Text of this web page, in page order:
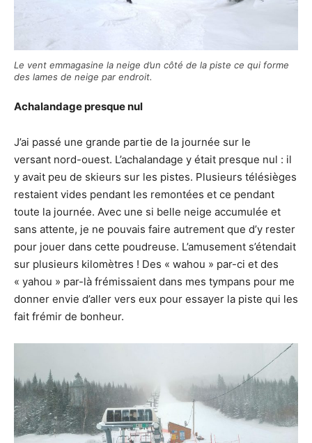
Le vent emmagasine la neige d’un côté de la piste ce qui forme
des lames de neige par endroit.
Achalandage presque nul
J’ai passé une grande partie de la journée sur le
versant nord-ouest. L’achalandage y était presque nul : il
y avait peu de skieurs sur les pistes. Plusieurs télésièges
restaient vides pendant les remontées et ce pendant
toute la journée. Avec une si belle neige accumulée et
sans attente, je ne pouvais faire autrement que d’y rester
pour jouer dans cette poudreuse. L’amusement s’étendait
sur plusieurs kilomètres ! Des « wahou » par-ci et des
« yahou » par-là frémissaient dans mes tympans pour me
donner envie d’aller vers eux pour essayer la piste qui les
fait frémir de bonheur.